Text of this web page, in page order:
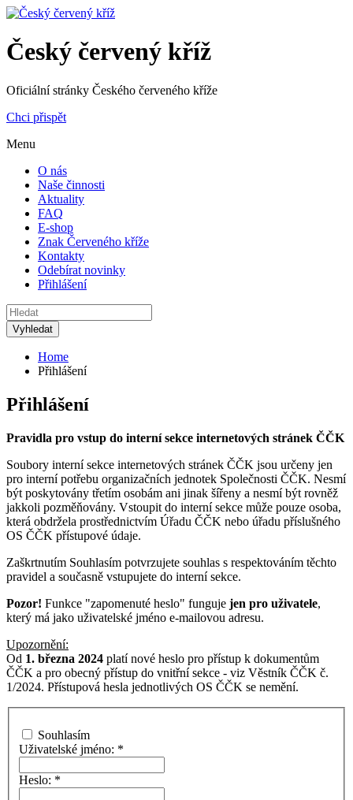
Český červený kříž
Oficiální stránky Českého červeného kříže
Chci přispět
Menu
O nás
Naše činnosti
Aktuality
FAQ
E-shop
Znak Červeného kříže
Kontakty
Odebírat novinky
Přihlášení
Home
Přihlášení
Přihlášení
Pravidla pro vstup do interní sekce internetových stránek ČČK
Soubory interní sekce internetových stránek ČČK jsou určeny jen
pro interní potřebu organizačních jednotek Společnosti ČČK. Nesmí
být poskytovány třetím osobám ani jinak šířeny a nesmí být rovněž
jakkoli pozměňovány. Vstoupit do interní sekce může pouze osoba,
která obdržela prostřednictvím Úřadu ČČK nebo úřadu příslušného
OS ČČK přístupové údaje.
Zaškrtnutím Souhlasím potvrzujete souhlas s respektováním těchto
pravidel a současně vstupujete do interní sekce.
Pozor! Funkce "zapomenuté heslo" funguje jen pro uživatele,
který má jako uživatelské jméno e-mailovou adresu.
Upozornění:
Od 1. března 2024 platí nové heslo pro přístup k dokumentům
ČČK a pro obecný přístup do vnitřní sekce - viz Věstník ČČK č.
1/2024. Přístupová hesla jednotlivých OS ČČK se nemění.
Souhlasím
Uživatelské jméno: *
Heslo: *